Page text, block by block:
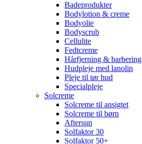
Badeprodukter
Bodylotion & creme
Bodyolie
Bodyscrub
Cellulite
Fedtcreme
Hårfjerning & barbering
Hudpleje med lanolin
Pleje til tør hud
Specialpleje
Solcreme
Solcreme til ansigtet
Solcreme til børn
Aftersun
Solfaktor 30
Solfaktor 50+